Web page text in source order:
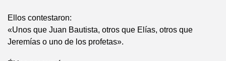
Ellos contestaron:
«Unos que Juan Bautista, otros que Elías, otros que
Jeremías o uno de los profetas».